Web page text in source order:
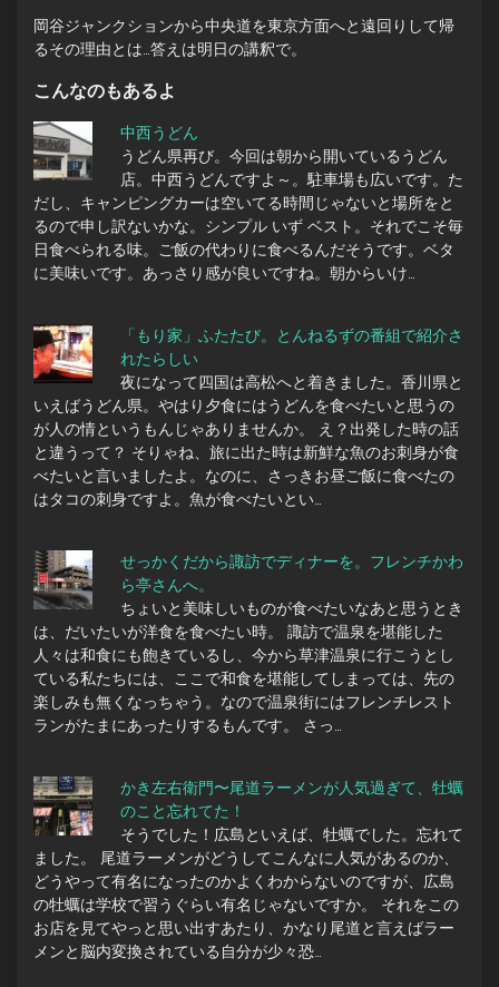
岡谷ジャンクションから中央道を東京方面へと遠回りして帰
るその理由とは…答えは明日の講釈で。
こんなのもあるよ
中西うどん
うどん県再び。今回は朝から開いているうどん
店。中西うどんですよ～。駐車場も広いです。た
だし、キャンピングカーは空いてる時間じゃないと場所をと
るので申し訳ないかな。シンプル いず ベスト。それでこそ毎
日食べられる味。ご飯の代わりに食べるんだそうです。ベタ
に美味いです。あっさり感が良いですね。朝からいけ…
「もり家」ふたたび。とんねるずの番組で紹介さ
れたらしい
夜になって四国は高松へと着きました。香川県と
いえばうどん県。やはり夕食にはうどんを食べたいと思うの
が人の情というもんじゃありませんか。 え？出発した時の話
と違うって？ そりゃね、旅に出た時は新鮮な魚のお刺身が食
べたいと言いましたよ。なのに、さっきお昼ご飯に食べたの
はタコの刺身ですよ。魚が食べたいとい…
せっかくだから諏訪でディナーを。フレンチかわ
ら亭さんへ。
ちょいと美味しいものが食べたいなあと思うとき
は、だいたいが洋食を食べたい時。 諏訪で温泉を堪能した
人々は和食にも飽きているし、今から草津温泉に行こうとし
ている私たちには、ここで和食を堪能してしまっては、先の
楽しみも無くなっちゃう。なので温泉街にはフレンチレスト
ランがたまにあったりするもんです。 さっ…
かき左右衛門〜尾道ラーメンが人気過ぎて、牡蠣
のこと忘れてた！
そうでした！広島といえば、牡蠣でした。忘れて
ました。 尾道ラーメンがどうしてこんなに人気があるのか、
どうやって有名になったのかよくわからないのですが、広島
の牡蠣は学校で習うぐらい有名じゃないですか。 それをこの
お店を見てやっと思い出すあたり、かなり尾道と言えばラー
メンと脳内変換されている自分が少々恐…